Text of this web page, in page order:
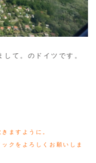
て。のドイツです。
ますように。
クをよろしくお願いしま